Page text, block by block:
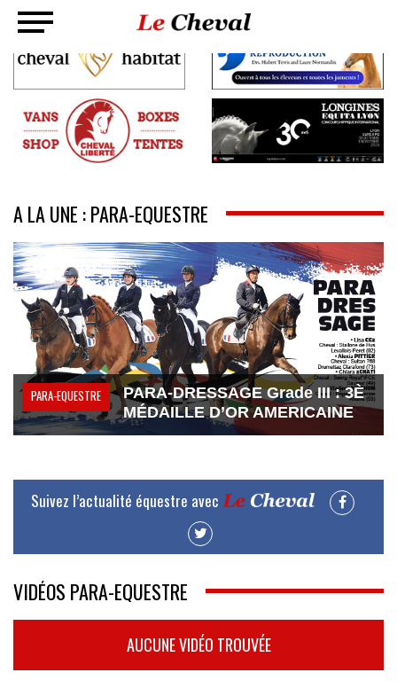
A LA UNE : PARA-EQUESTRE
PARA-EQUESTRE
PARA-DRESSAGE Grade III : 3È
MÉDAILLE D’OR AMERICAINE
Suivez l’actualité équestre avec
VIDÉOS PARA-EQUESTRE
AUCUNE VIDÉO TROUVÉE